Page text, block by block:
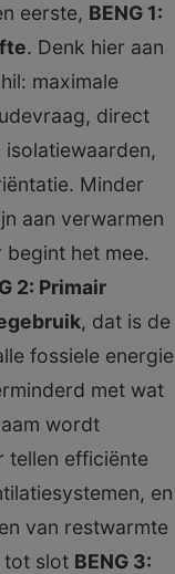
eerste, BENG 1:
. Denk hier aan
maximale
direct
Minder
aan verwarmen
het mee.
2: Primair
, dat is de
fossiele energie
met wat
wordt
tellen efficiënte
en
van restwarmte
tot slot BENG 3: